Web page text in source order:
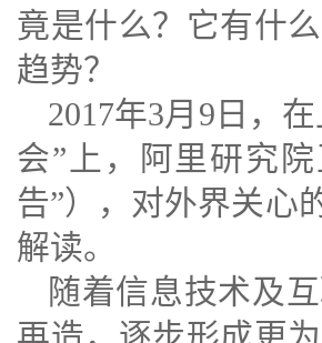
竟是什么？它有什
趋势？
2017年3月9日，
会”上，阿里研究
告”），对外界关心
解读。
随着信息技术及
再造，逐步形成更